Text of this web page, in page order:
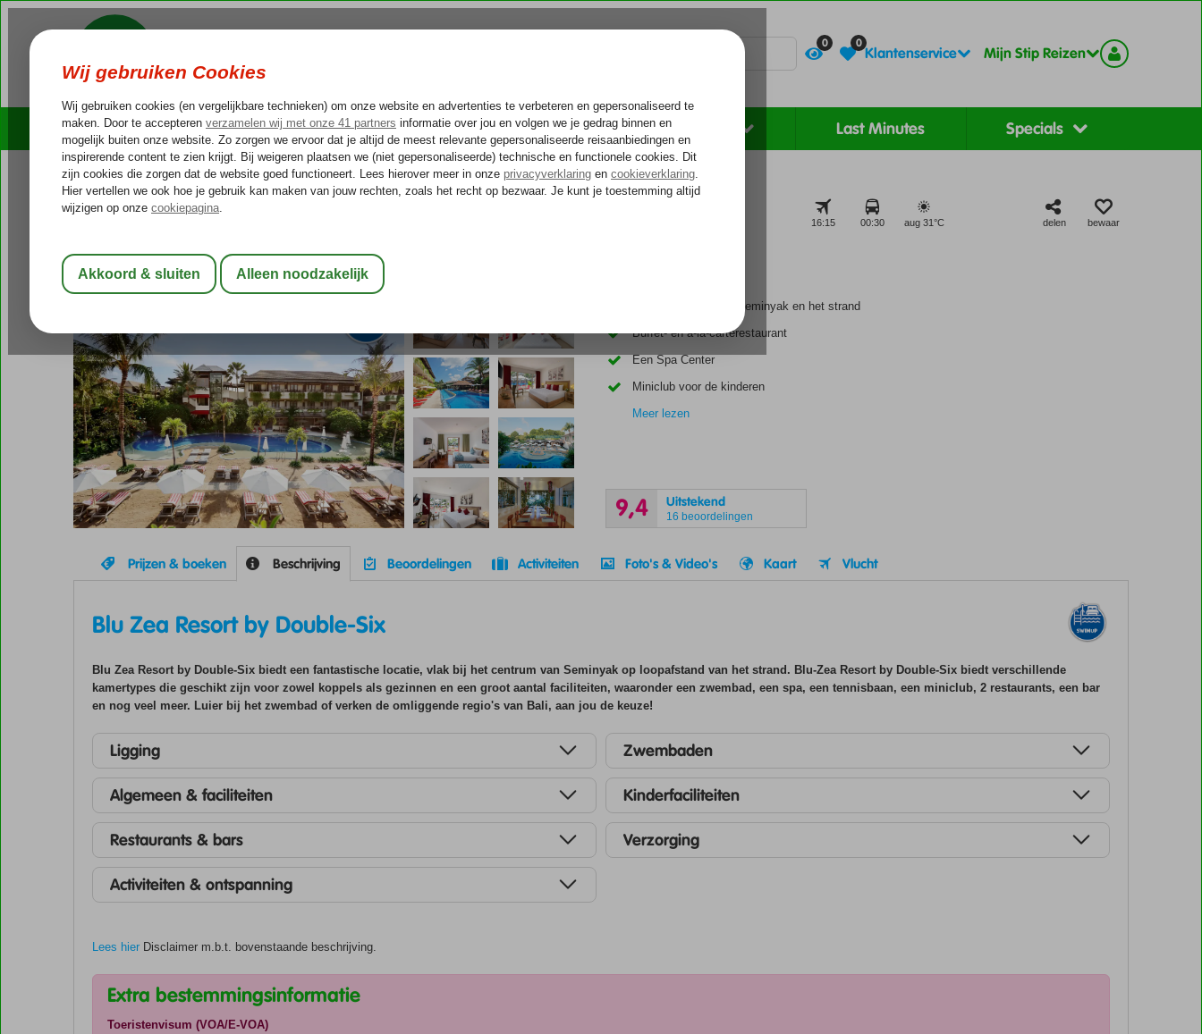
0 0
Klantenservice Mijn Stip Reizen
Cruises Outlet Deals Rondreizen Zonvakantie Last Minutes Specials
Voelt als thuiskomen...
Home
Indonesië Bali Seminyak
Blu Zea Resort by Double-Six
Logies en ontbijt-Hotel
16:15 00:30 aug 31°C delen bewaar
Op loopafstand van Seminyak en het strand
Buffet- en à-la-carterestaurant
Een Spa Center
Miniclub voor de kinderen
Meer lezen
9,4 Uitstekend
16 beoordelingen
Prijzen & boeken Beschrijving Beoordelingen Activiteiten Foto's & Video's Kaart Vlucht
Blu Zea Resort by Double-Six
Blu Zea Resort by Double-Six biedt een fantastische locatie, vlak bij het centrum van Seminyak op loopafstand van het strand. Blu-Zea Resort by Double-Six biedt verschillende
kamertypes die geschikt zijn voor zowel koppels als gezinnen en een groot aantal faciliteiten, waaronder een zwembad, een spa, een tennisbaan, een miniclub, 2 restaurants, een bar
en nog veel meer. Luier bij het zwembad of verken de omliggende regio's van Bali, aan jou de keuze!
Ligging
Algemeen & faciliteiten
Restaurants & bars
Activiteiten & ontspanning
Zwembaden
Kinderfaciliteiten
Verzorging
Lees hier Disclaimer m.b.t. bovenstaande beschrijving.
Extra bestemmingsinformatie
Toeristenvisum (VOA/E-VOA)